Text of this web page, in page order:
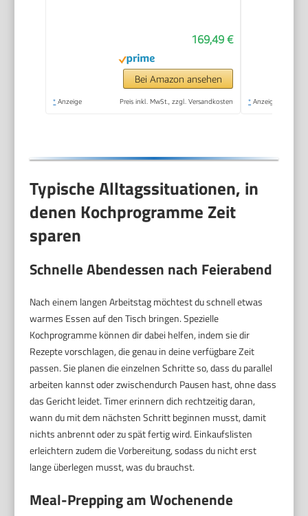
spülmaschinenfest,
3D Rührsystem,
weiß/silber,
MUM58200
169,49 €
Bei Amazon ansehen
* Anzeige Preis inkl. MwSt., zzgl. Versandkosten * Anzeige
Typische Alltagssituationen, in
denen Kochprogramme Zeit
sparen
Schnelle Abendessen nach Feierabend
Nach einem langen Arbeitstag möchtest du schnell etwas
warmes Essen auf den Tisch bringen. Spezielle
Kochprogramme können dir dabei helfen, indem sie dir
Rezepte vorschlagen, die genau in deine verfügbare Zeit
passen. Sie planen die einzelnen Schritte so, dass du parallel
arbeiten kannst oder zwischendurch Pausen hast, ohne dass
das Gericht leidet. Timer erinnern dich rechtzeitig daran,
wann du mit dem nächsten Schritt beginnen musst, damit
nichts anbrennt oder zu spät fertig wird. Einkaufslisten
erleichtern zudem die Vorbereitung, sodass du nicht erst
lange überlegen musst, was du brauchst.
Meal-Prepping am Wochenende